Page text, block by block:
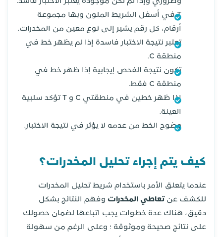
T في أسفل الشريط الملون وبها مجموعة
أرقام، كل رقم يشير إلى نوع معين من المخدرات.
تعتبر نتيجة الاختبار فاسدة إذا لم يظهر خط في
منطقة C.
تكون نتيجة الفحص إيجابية إذا ظهر خط في
منطقة C فقط.
إذا ظهر خطين في منطقتي C و T تؤكد سلبية
العينة.
وضوح الخط من عدمه لا يؤثر في نتيجة الاختبار.
كيف يتم إجراء تحليل المخدرات؟
عندما يتعلق الأمر باستخدام شريط تحليل المخدرات
للكشف عن تعاطي المخدرات وفهم النتائج بشكل
دقيق، هناك عدة خطوات يجب اتباعها لضمان حصولك
على نتائج صحيحة وموثوقة ؛ وعلى الرغم من سهولة